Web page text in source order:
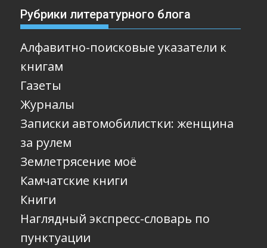
Рубрики литературного блога
Алфавитно-поисковые указатели к
книгам
Газеты
Журналы
Записки автомобилистки: женщина
за рулем
Землетрясение моё
Камчатские книги
Книги
Наглядный экспресс-словарь по
пунктуации